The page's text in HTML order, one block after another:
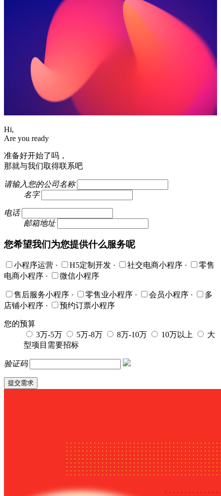
Hi,
Are you ready
准备好开始了吗，
那就与我们取得联系吧
请输入您的公司名称
名字
电话
邮箱地址
您希望我们为您提供什么服务呢
小程序运营 · H5定制开发 · 社交电商小程序 ·
零售
电商小程序 · 微信小程序
售后服务小程序 · 零售业小程序 · 会员小程序 ·
多
店铺小程序 · 预约订票小程序
您的预算
3万-5万
5万-8万 8万-10万 10万以上
大
型项目需要招标
验证码